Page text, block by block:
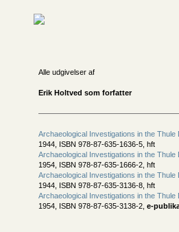
Alle udgivelser af
Erik Holtved som forfatter
Archaeological Investigations in the Thule
1944, ISBN 978-87-635-1636-5, hft
Archaeological Investigations in the Thule
1954, ISBN 978-87-635-1666-2, hft
Archaeological Investigations in the Thule
1944, ISBN 978-87-635-3136-8, hft
Archaeological Investigations in the Thule
1954, ISBN 978-87-635-3138-2, e-